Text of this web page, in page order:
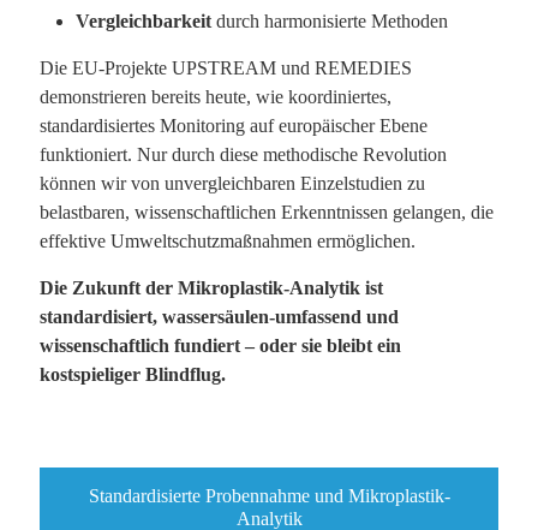
Vergleichbarkeit durch harmonisierte Methoden
Die EU-Projekte UPSTREAM und REMEDIES
demonstrieren bereits heute, wie koordiniertes,
standardisiertes Monitoring auf europäischer Ebene
funktioniert. Nur durch diese methodische Revolution
können wir von unvergleichbaren Einzelstudien zu
belastbaren, wissenschaftlichen Erkenntnissen gelangen, die
effektive Umweltschutzmaßnahmen ermöglichen.
Die Zukunft der Mikroplastik-Analytik ist
standardisiert, wassersäulen-umfassend und
wissenschaftlich fundiert – oder sie bleibt ein
kostspieliger Blindflug.
Standardisierte Probennahme und Mikroplastik-
Analytik